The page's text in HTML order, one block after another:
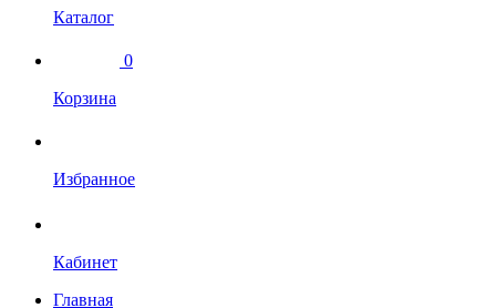
Каталог
0
Корзина
Избранное
Кабинет
Главная